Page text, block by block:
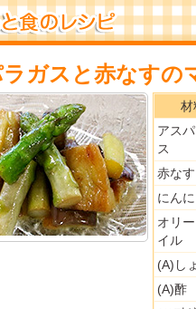
ガスと赤なすの
材
アス
ス
赤なす
にんに
オリ
イル
(A)し
(A)酢